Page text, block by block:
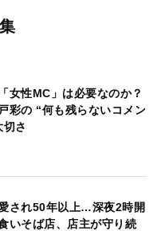
女性MC」は必要なのか？
彩の “何も残らないコメン
切さ
愛され50年以上…深夜2時開
いそば店、店主が守り続